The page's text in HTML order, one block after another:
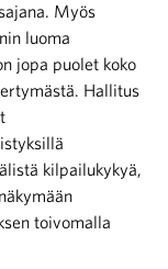
Myös
luoma
jopa puolet koko
Hallitus
kilpailukykyä,
toivomalla